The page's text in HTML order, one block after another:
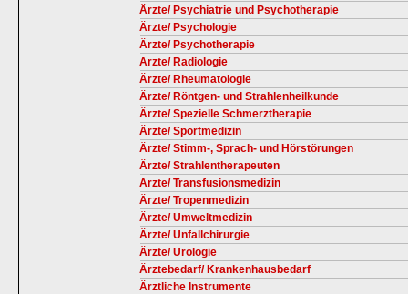
Ärzte/ Psychiatrie und Psychotherapie
Ärzte/ Psychologie
Ärzte/ Psychotherapie
Ärzte/ Radiologie
Ärzte/ Rheumatologie
Ärzte/ Röntgen- und Strahlenheilkunde
Ärzte/ Spezielle Schmerztherapie
Ärzte/ Sportmedizin
Ärzte/ Stimm-, Sprach- und Hörstörungen
Ärzte/ Strahlentherapeuten
Ärzte/ Transfusionsmedizin
Ärzte/ Tropenmedizin
Ärzte/ Umweltmedizin
Ärzte/ Unfallchirurgie
Ärzte/ Urologie
Ärztebedarf/ Krankenhausbedarf
Ärztliche Instrumente